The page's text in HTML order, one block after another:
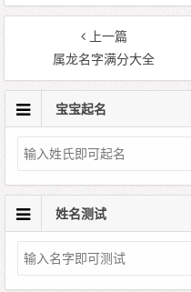
上一篇
属龙名字满分大全
宝宝起名
姓名测试